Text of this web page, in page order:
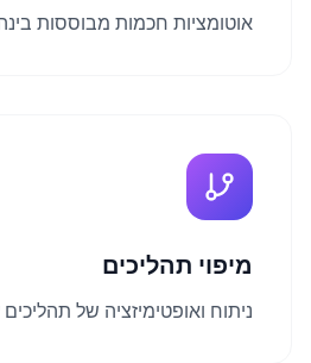
אוטומציות חכמות מבוססות
מיפוי תהליכים
ניתוח ואופטימיזציה של